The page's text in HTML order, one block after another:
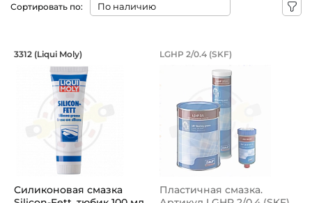
Сортировать по:
Силиконовая смазка Silicon-Fett,
Силиконовая смазка Liqui Moly Silicon-Fett, тюбик 100
3312 (Liqui Moly)
Силиконовая смазка
Пластичная
LGHP 2/0.4 (SKF)
Пластичная смазка.